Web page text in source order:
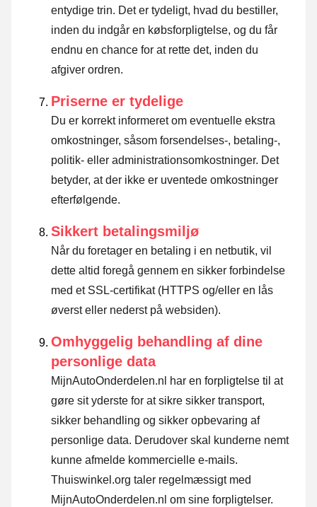
entydige trin. Det er tydeligt, hvad du bestiller,
inden du indgår en købsforpligtelse, og du får
endnu en chance for at rette det, inden du
afgiver ordren.
Priserne er tydelige
Du er korrekt informeret om eventuelle ekstra
omkostninger, såsom forsendelses-, betaling-,
politik- eller administrationsomkostninger. Det
betyder, at der ikke er uventede omkostninger
efterfølgende.
Sikkert betalingsmiljø
Når du foretager en betaling i en netbutik, vil
dette altid foregå gennem en sikker forbindelse
med et SSL-certifikat (HTTPS og/eller en lås
øverst eller nederst på websiden).
Omhyggelig behandling af dine
personlige data
MijnAutoOnderdelen.nl har en forpligtelse til at
gøre sit yderste for at sikre sikker transport,
sikker behandling og sikker opbevaring af
personlige data. Derudover skal kunderne nemt
kunne afmelde kommercielle e-mails.
Thuiswinkel.org taler regelmæssigt med
MijnAutoOnderdelen.nl om sine forpligtelser.